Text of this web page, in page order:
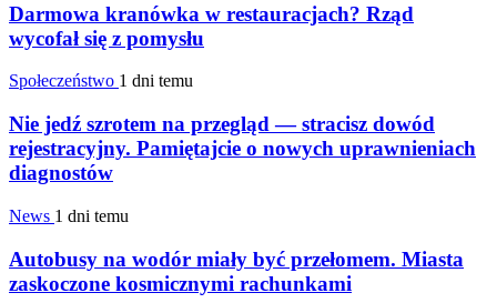
Darmowa kranówka w restauracjach? Rząd
wycofał się z pomysłu
Społeczeństwo 1 dni temu
Nie jedź szrotem na przegląd — stracisz dowód
rejestracyjny. Pamiętajcie o nowych uprawnieniach
diagnostów
News 1 dni temu
Autobusy na wodór miały być przełomem. Miasta
zaskoczone kosmicznymi rachunkami